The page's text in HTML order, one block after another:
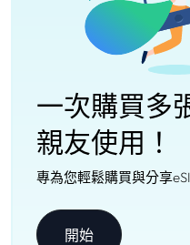
一次購買多
親友使用！
專為您輕鬆購買與分享
開始